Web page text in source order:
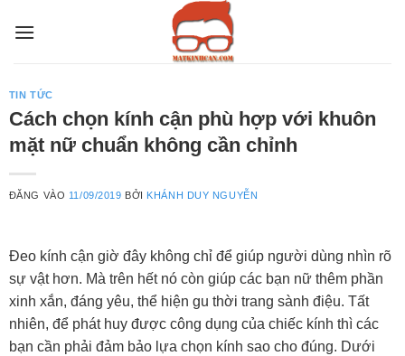
qua
TIN TỨC
Cách chọn kính cận phù hợp với khuôn
mặt nữ chuẩn không cần chỉnh
ĐĂNG VÀO 11/09/2019 BỞI KHÁNH DUY NGUYỄN
Đeo kính cận giờ đây không chỉ để giúp người dùng nhìn rõ
sự vật hơn. Mà trên hết nó còn giúp các bạn nữ thêm phần
xinh xắn, đáng yêu, thể hiện gu thời trang sành điệu. Tất
nhiên, để phát huy được công dụng của chiếc kính thì các
bạn cần phải đảm bảo lựa chọn kính sao cho đúng. Dưới